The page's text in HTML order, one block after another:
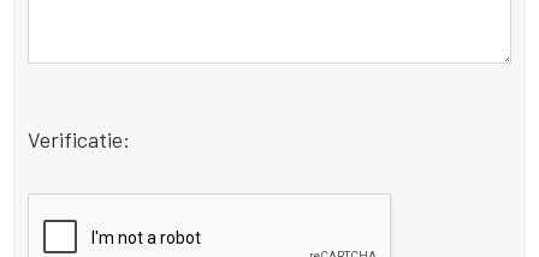
Verificatie: